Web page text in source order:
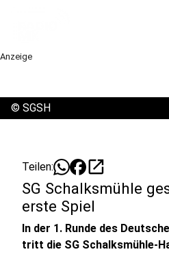
Anzeige
© SGSH
Teilen: open_in_new
SG Schalksmühle
erste Spiel
In der 1. Runde des
tritt die SG Schalksmühle-